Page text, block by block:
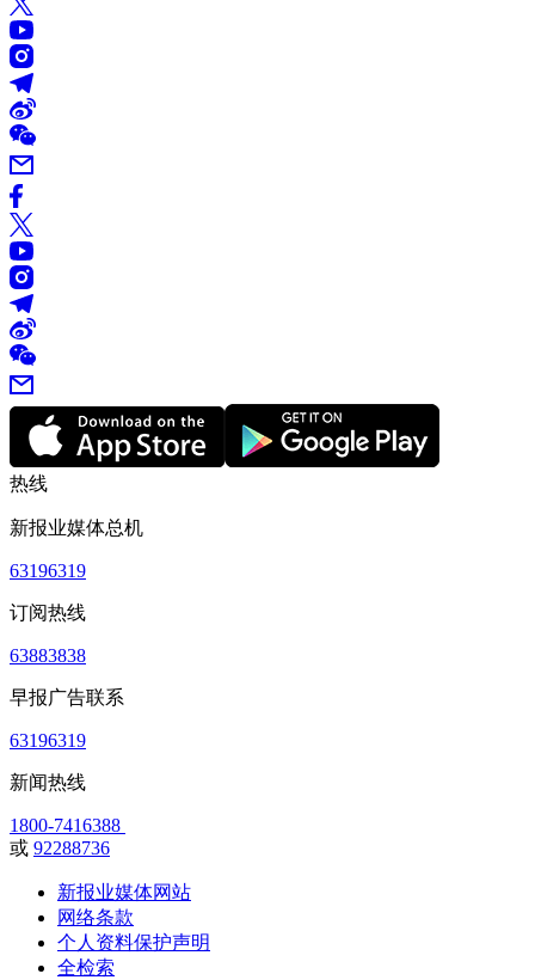
热线
新报业媒体总机
63196319
订阅热线
63883838
早报广告联系
63196319
新闻热线
1800-7416388
或 92288736
新报业媒体网站
网络条款
个人资料保护声明
全检索